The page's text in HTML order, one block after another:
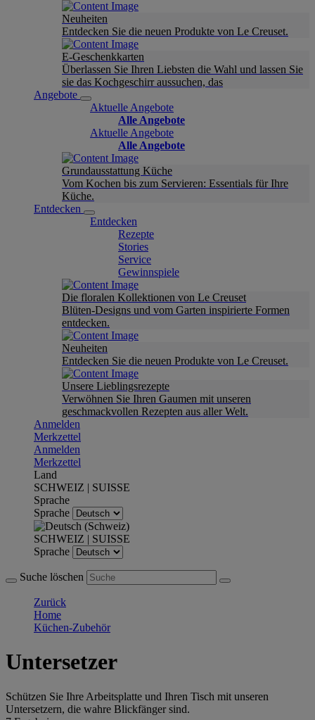
Neuheiten
Entdecken Sie die neuen Produkte von Le Creuset.
E-Geschenkkarten
Überlassen Sie Ihren Liebsten die Wahl und lassen Sie
sie das Kochgeschirr aussuchen, das
Angebote
Aktuelle Angebote
Alle Angebote
Aktuelle Angebote
Alle Angebote
Grundausstattung Küche
Vom Kochen bis zum Servieren: Essentials für Ihre
Küche.
Entdecken
Entdecken
Rezepte
Stories
Service
Gewinnspiele
Die floralen Kollektionen von Le Creuset
Blüten-Designs und vom Garten inspirierte Formen
entdecken.
Neuheiten
Entdecken Sie die neuen Produkte von Le Creuset.
Unsere Lieblingsrezepte
Verwöhnen Sie Ihren Gaumen mit unseren
geschmackvollen Rezepten aus aller Welt.
Anmelden
Merkzettel
Anmelden
Merkzettel
Land
SCHWEIZ | SUISSE
Sprache
Sprache
SCHWEIZ | SUISSE
Sprache
Suche löschen
Zurück
Home
Küchen-Zubehör
Untersetzer
Schützen Sie Ihre Arbeitsplatte und Ihren Tisch mit unseren
Untersetzern, die wahre Blickfänger sind.